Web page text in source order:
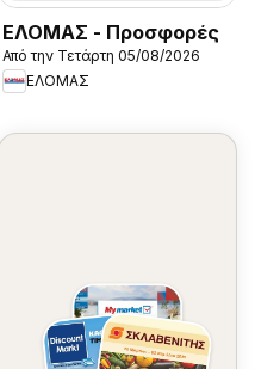
ΕΛΟΜΑΣ - Προσφορές
Από την Τετάρτη 05/08/2026
ΕΛΟΜΑΣ